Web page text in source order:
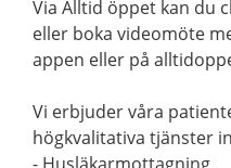
Via Alltid öppet kan du
eller boka videomöte
appen eller på
Vi erbjuder våra
högkvalitativa tjänster